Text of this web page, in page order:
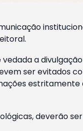
a
ser evitados
deverão